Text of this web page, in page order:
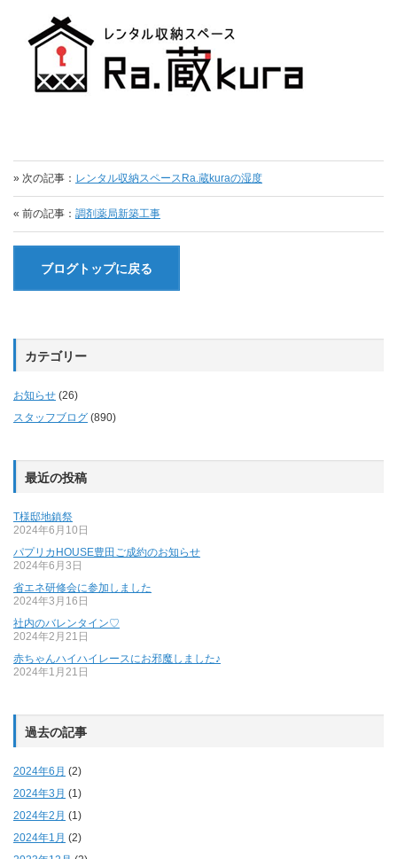
» 次の記事： レンタル収納スペースRa.蔵kuraの湿度
« 前の記事： 調剤薬局新築工事
ブログトップに戻る
カテゴリー
お知らせ (26)
スタッフブログ (890)
最近の投稿
T様邸地鎮祭
2024年6月10日
パプリカHOUSE豊田ご成約のお知らせ
2024年6月3日
省エネ研修会に参加しました
2024年3月16日
社内のバレンタイン♡
2024年2月21日
赤ちゃんハイハイレースにお邪魔しました♪
2024年1月21日
過去の記事
2024年6月 (2)
2024年3月 (1)
2024年2月 (1)
2024年1月 (2)